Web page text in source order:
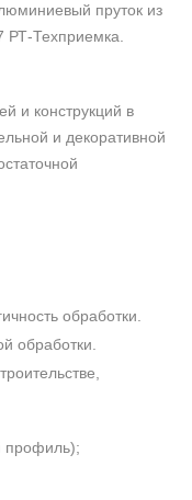
пруток из
Техприемка.
и конструкций в
и декоративной
обработки.
обработки.
профиль);